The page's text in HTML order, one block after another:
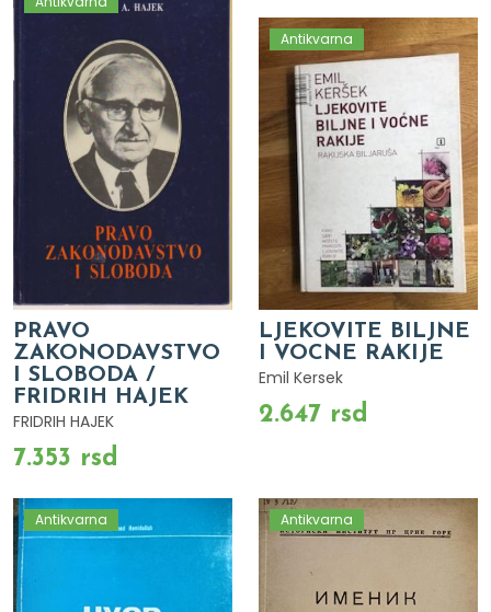
PRAVO
ZAKONODAVSTVO
I SLOBODA /
FRIDRIH HAJEK
FRIDRIH HAJEK
7.353 rsd
Antikvarna
LJEKOVITE BILJNE
I VOCNE RAKIJE
Emil Kersek
2.647 rsd
Antikvarna Antikvarna